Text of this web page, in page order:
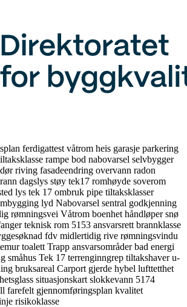
ferdigattest våtrom heis garasje parkering
rampe bod nabovarsel selvbygger
dørriving fasadeendring overvann radon
dagslys støy tek17 romhøyde soverom
lys tek 17 ombruk pipe tiltaksklasser
lyd Nabovarsel sentral godkjenning
rømningsvei Våtrom boenhet håndløpersnø
teknisk rom 5153 ansvarsrett brannklasse
fdv midlertidig rive rømningsvindu
toalett Trapp ansvarsområderbad energi
småhus Tek 17 terrenginngrep tiltakshaveru-
bruksareal Carport gjerde hybel lufttetthet
situasjonskart slokkevann 5174
farefelt gjennomføringsplan kvalitet
risikoklasse